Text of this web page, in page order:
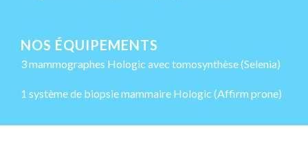
NOS ÉQUIPEMENTS
3 mammographes Hologic avec tomosynthèse (Selenia)
1 système de biopsie mammaire Hologic (Affirm prone)